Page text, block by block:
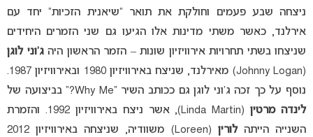
ניצחה שבע פעמים וחולקת את תואר “שיאנית הזכיות” יחד עם
אירלנד, כאשר משתי מדינות אלו הגיעו גם שני הזמרים היחידים
שניצחו בשתי תחרויות אירוויזיון שונות – הזמר הראשון היהג’וני לוגן
(Johnny Logan) מאירלנד, שניצח באירוויזיון 1980 ובאירוויזיון 1987.
נוסף על כך זכה ג’וני לוגן גם ככותב השיר “Why Me?” בביצועה של
לינדה מרטין
(Linda Martin), אשר ניצח באירוויזיון 1992. והזמרת
השנייה הייתהלורין
(Loreen) משוודיה, שניצחה באירוויזיון 2012